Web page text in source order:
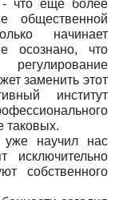
- что еще более
общественной
начинает
осознано, что
заменить этот
институт
таковых.
уже научил нас
собственного